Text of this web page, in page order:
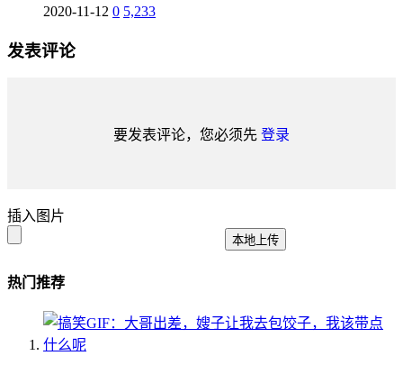
2020-11-12 0 5,233
发表评论
要发表评论，您必须先 登录
插入图片
本地上传
热门推荐